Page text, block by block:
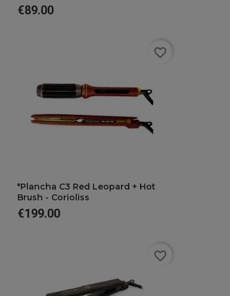
Price
€89.00
*Plancha C3 Red Leopard + Hot
Brush - Corioliss
Price
€199.00
favorite_border
favorite_border